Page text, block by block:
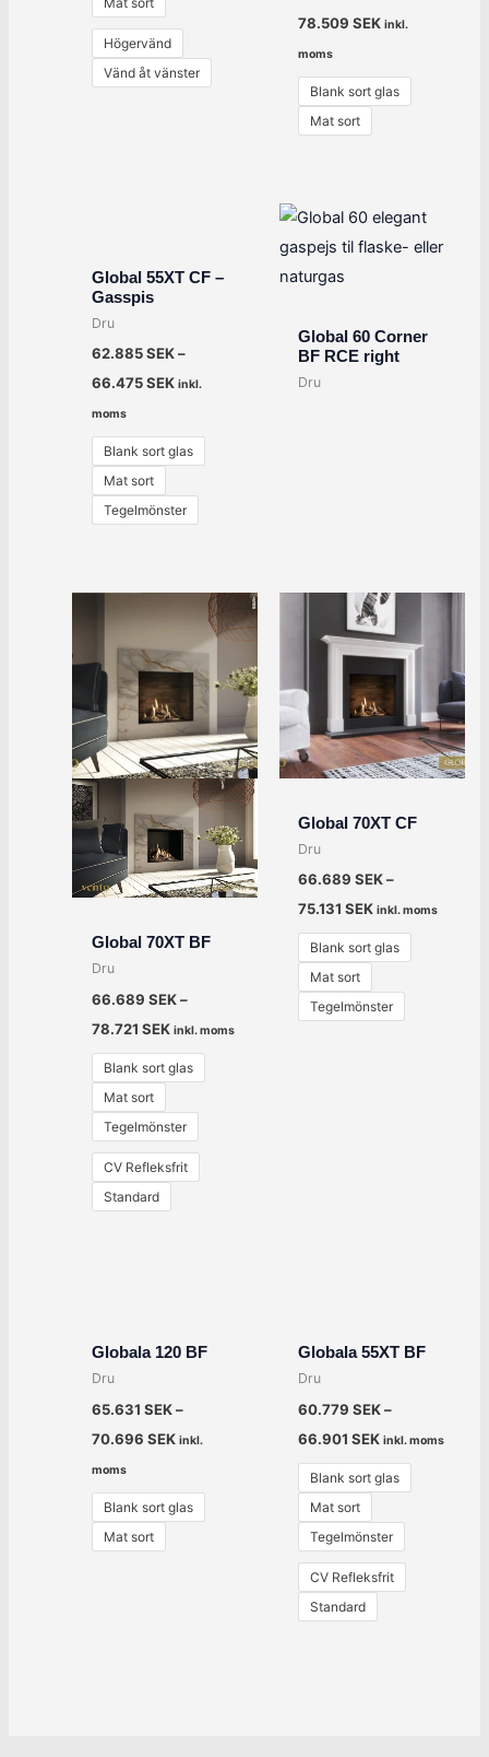
Högervänd
Vänd åt vänster
78.509SEK inkl.
moms
Blank sort glas
Mat sort
Global 55XT CF –
Gasspis
Dru
62.885SEK–
66.475SEK inkl.
moms
Blank sort glas
Mat sort
Tegelmönster
Global 60 Corner
BF RCE right
Dru
Global 70XT BF
Dru
66.689 SEK–
78.721 SEK inkl. moms
Blank sort glas
Mat sort
Tegelmönster
CV Refleksfrit
Standard
Global 70XT CF
Dru
66.689SEK–
75.131SEK inkl. moms
Blank sort glas
Mat sort
Tegelmönster
Globala 120 BF
Dru
65.631 SEK–
70.696 SEK inkl.
moms
Blank sort glas
Mat sort
Globala 55XT BF
Dru
60.779SEK–
66.901SEK inkl. moms
Blank sort glas
Mat sort
Tegelmönster
CV Refleksfrit
Standard